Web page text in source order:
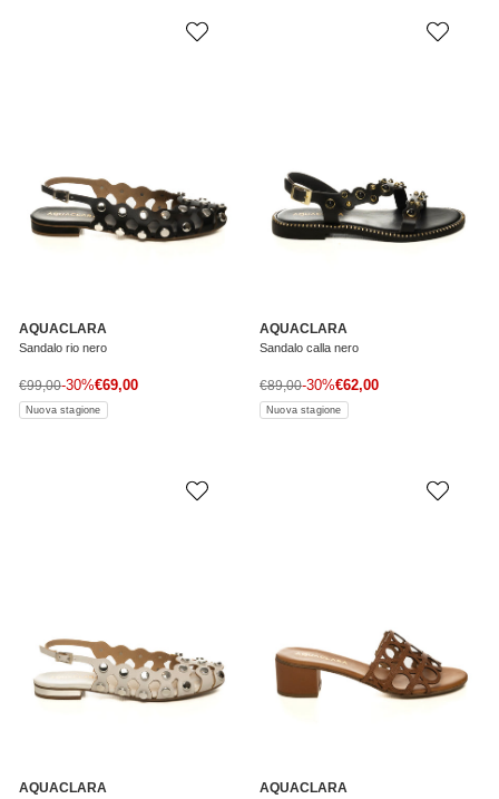
AQUACLARA
Sandalo rio nero
Prezzo di vendita
€69,00
Prezzo normale
€99,00-30%
Nuova stagione
AQUACLARA
Sandalo calla nero
Prezzo di vendita
€62,00
Prezzo normale
€89,00-30%
Nuova stagione
AQUACLARA AQUACLARA